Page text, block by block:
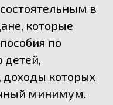
в
которые
по
которых
минимум.